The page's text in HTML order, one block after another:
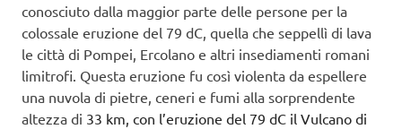
conosciuto dalla maggior parte delle persone per la
colossale eruzione del 79 dC, quella che seppellì di lava
le città di Pompei, Ercolano e altri insediamenti romani
limitrofi. Questa eruzione fu così violenta da espellere
una nuvola di pietre, ceneri e fumi alla sorprendente
altezza di 33 km, con l’eruzione del 79 dC il Vulcano di